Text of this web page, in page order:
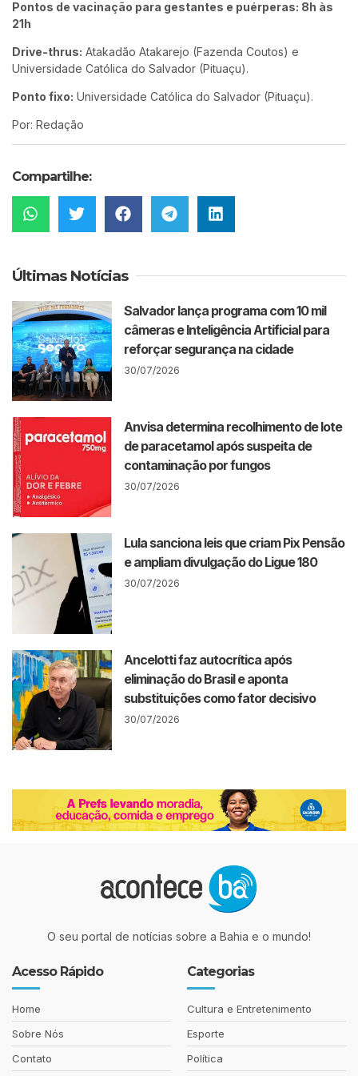
Pontos de vacinação para gestantes e puérperas: 8h às
21h
Drive-thrus: Atakadão Atakarejo (Fazenda Coutos) e
Universidade Católica do Salvador (Pituaçu).
Ponto fixo: Universidade Católica do Salvador (Pituaçu).
Por: Redação
Compartilhe:
Últimas Notícias
Salvador lança programa com 10 mil
câmeras e Inteligência Artificial para
reforçar segurança na cidade
30/07/2026
Anvisa determina recolhimento de lote
de paracetamol após suspeita de
contaminação por fungos
30/07/2026
Lula sanciona leis que criam Pix Pensão
e ampliam divulgação do Ligue 180
30/07/2026
Ancelotti faz autocrítica após
eliminação do Brasil e aponta
substituições como fator decisivo
30/07/2026
O seu portal de notícias sobre a Bahia e o mundo!
Acesso Rápido
Home
Sobre Nós
Contato
Categorias
Cultura e Entretenimento
Esporte
Política